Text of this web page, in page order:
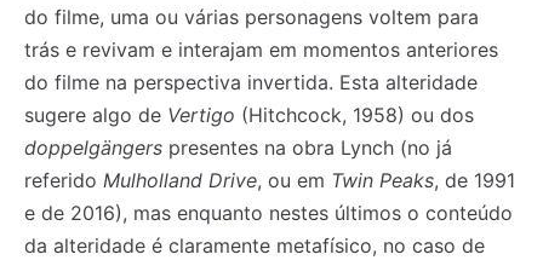
do filme, uma ou várias personagens voltem para
trás e revivam e interajam em momentos anteriores
do filme na perspectiva invertida. Esta alteridade
sugere algo de Vertigo (Hitchcock, 1958) ou dos
doppelgängers presentes na obra Lynch (no já
referido Mulholland Drive, ou em Twin Peaks, de 1991
e de 2016), mas enquanto nestes últimos o conteúdo
da alteridade é claramente metafísico, no caso de